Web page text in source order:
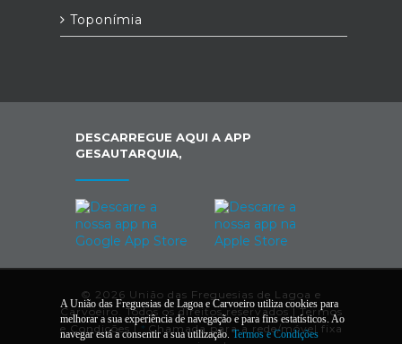
Toponímia
DESCARREGUE AQUI A APP
GESAUTARQUIA,
© 2026 União das Freguesias de Lagoa e
Carvoeiro. Todos os direitos reservados |Termos
e Condições | * Chamada para a rede/móvel fixa
A União das Freguesias de Lagoa e Carvoeiro utiliza cookies para
melhorar a sua experiência de navegação e para fins estatísticos. Ao
navegar está a consentir a sua utilização.Termos e Condições